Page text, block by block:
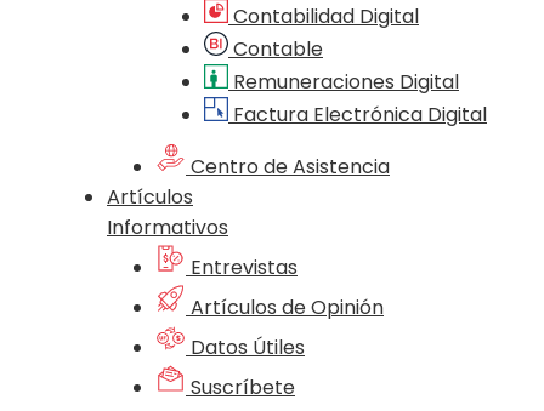
Contabilidad Digital
Contable
Remuneraciones Digital
Factura Electrónica Digital
Centro de Asistencia
Artículos
Informativos
Entrevistas
Artículos de Opinión
Datos Útiles
Suscríbete